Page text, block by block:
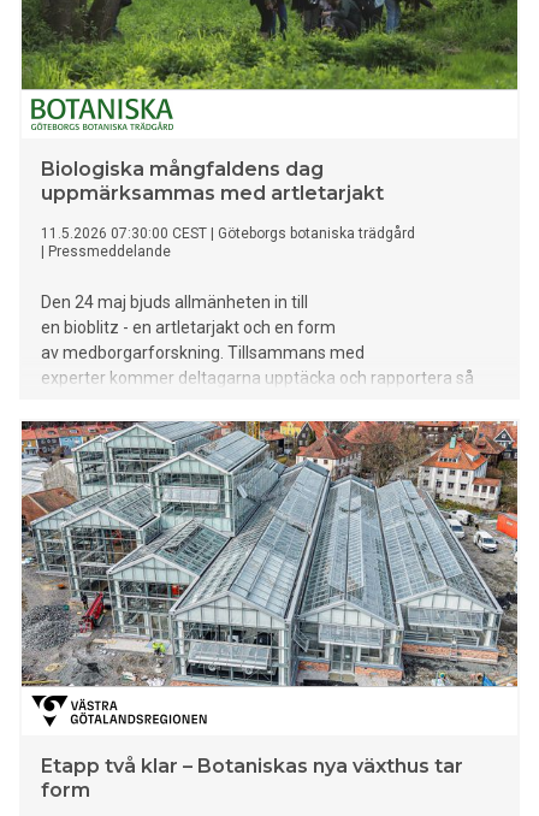
Biologiska mångfaldens dag
uppmärksammas med artletarjakt
11.5.2026 07:30:00 CEST
Göteborgs botaniska trädgård
Pressmeddelande
Den 24 maj bjuds allmänheten in till
en bioblitz - en artletarjakt och en form
av medborgarforskning. Tillsammans med
experter kommer deltagarna upptäcka och rapportera så
samtidigt som de får upp ögonen för arter runt omkring oss.
Etapp två klar – Botaniskas nya växthus tar
form